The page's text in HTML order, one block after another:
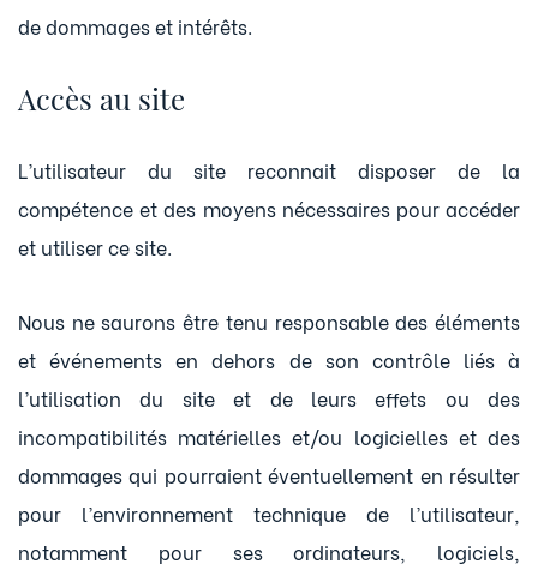
de dommages et intérêts.
Accès au site
L’utilisateur du site reconnait disposer de la
compétence et des moyens nécessaires pour accéder
et utiliser ce site.
Nous ne saurons être tenu responsable des éléments
et événements en dehors de son contrôle liés à
l’utilisation du site et de leurs effets ou des
incompatibilités matérielles et/ou logicielles et des
dommages qui pourraient éventuellement en résulter
pour l’environnement technique de l’utilisateur,
notamment pour ses ordinateurs, logiciels,